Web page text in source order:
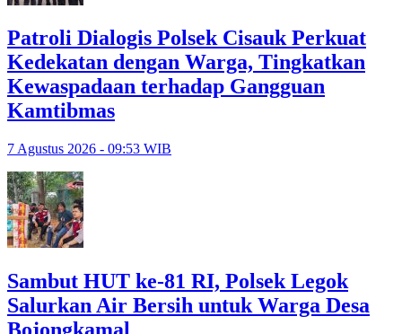
Patroli Dialogis Polsek Cisauk Perkuat
Kedekatan dengan Warga, Tingkatkan
Kewaspadaan terhadap Gangguan
Kamtibmas
7 Agustus 2026 - 09:53 WIB
Sambut HUT ke-81 RI, Polsek Legok
Salurkan Air Bersih untuk Warga Desa